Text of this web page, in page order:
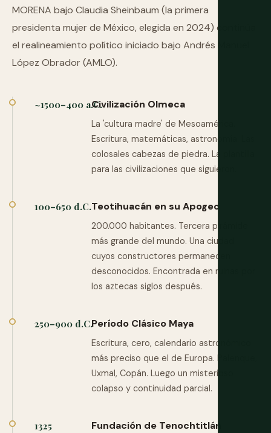
MORENA bajo Claudia Sheinbaum (la primera
presidenta mujer de México, elegida en 2024) continúa
el realineamiento político iniciado bajo Andrés Manuel
López Obrador (AMLO).
~1500–400 a.C.Civilización Olmeca
La 'cultura madre' de Mesoamérica.
Escritura, matemáticas, astronomía. Las
colosales cabezas de piedra. La plantilla
para las civilizaciones que siguieron.
100–650 d.C.Teotihuacán en su Apogeo
200.000 habitantes. Tercera pirámide
más grande del mundo. Una ciudad
cuyos constructores permanecen
desconocidos. Encontrada en ruinas por
los aztecas siglos después.
250–900 d.C.Período Clásico Maya
Escritura, cero, calendario astronómico
más preciso que el de Europa. Palenque,
Uxmal, Copán. Luego un misterioso
colapso y continuidad parcial.
1325 Fundación de Tenochtitlán